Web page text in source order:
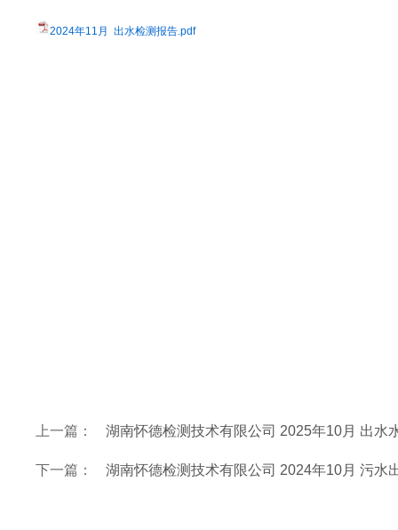
2024年11月 出水检测报告.pdf
上一篇： 湖南怀德检测技术有限公司 2025年10月 出水
下一篇： 湖南怀德检测技术有限公司 2024年10月 污水